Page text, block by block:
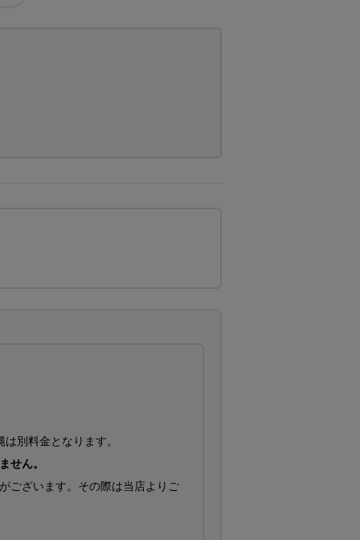
別料金となります。
せん。
ございます。その際は当店よりご